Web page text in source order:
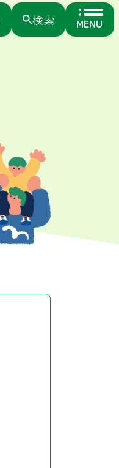
検索
MENU